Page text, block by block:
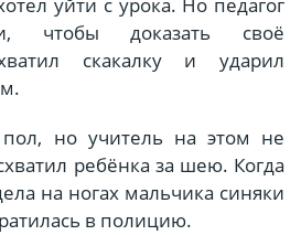
уйти с урока. Но педагог
и, чтобы доказать своё
скакалку и ударил
но учитель на этом не
ребёнка за шею. Когда
на ногах мальчика синяки
в полицию.